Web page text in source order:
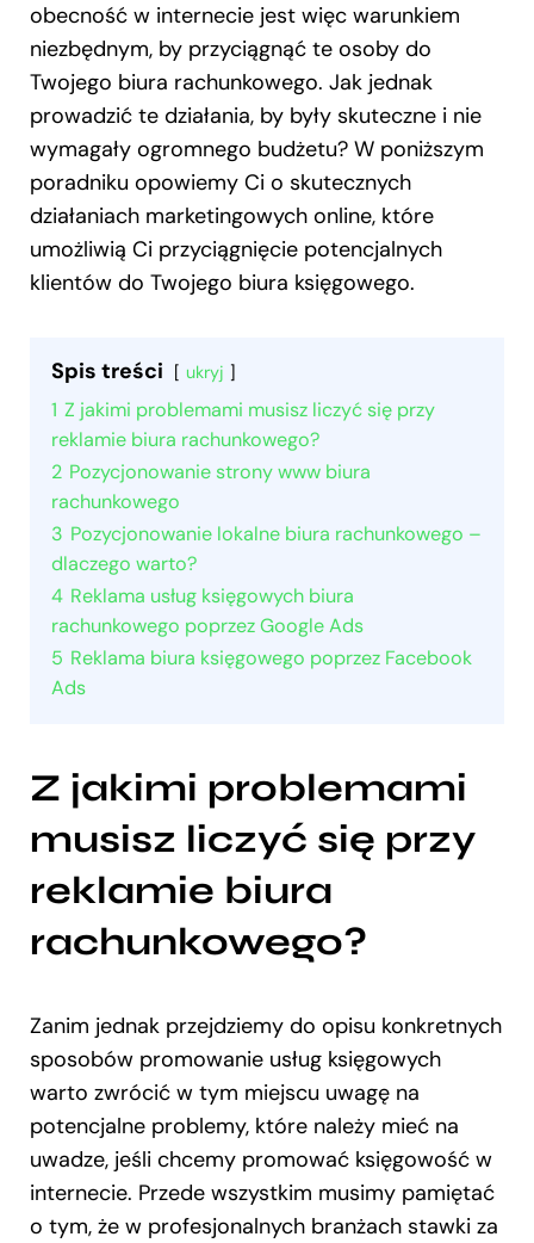
obecność w internecie jest więc warunkiem
niezbędnym, by przyciągnąć te osoby do
Twojego biura rachunkowego. Jak jednak
prowadzić te działania, by były skuteczne i nie
wymagały ogromnego budżetu? W poniższym
poradniku opowiemy Ci o skutecznych
działaniach marketingowych online, które
umożliwią Ci przyciągnięcie potencjalnych
klientów do Twojego biura księgowego.
Spis treści ukryj
1 Z jakimi problemami musisz liczyć się przy
reklamie biura rachunkowego?
2 Pozycjonowanie strony www biura
rachunkowego
3 Pozycjonowanie lokalne biura rachunkowego –
dlaczego warto?
4 Reklama usług księgowych biura
rachunkowego poprzez Google Ads
5 Reklama biura księgowego poprzez Facebook
Ads
Z jakimi problemami
musisz liczyć się przy
reklamie biura
rachunkowego?
Zanim jednak przejdziemy do opisu konkretnych
sposobów promowanie usług księgowych
warto zwrócić w tym miejscu uwagę na
potencjalne problemy, które należy mieć na
uwadze, jeśli chcemy promować księgowość w
internecie. Przede wszystkim musimy pamiętać
o tym, że w profesjonalnych branżach stawki za